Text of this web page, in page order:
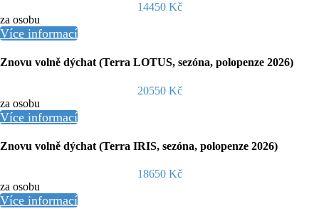
14450 Kč
za osobu
Více informací
Znovu volně dýchat (Terra LOTUS, sezóna, polopenze 2026)
20550 Kč
za osobu
Více informací
Znovu volně dýchat (Terra IRIS, sezóna, polopenze 2026)
18650 Kč
za osobu
Více informací